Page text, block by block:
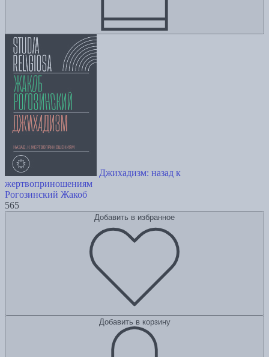
Джихадизм: назад к
жертвоприношениям
Рогозинский Жакоб
565
Добавить в избранное
Добавить в корзину